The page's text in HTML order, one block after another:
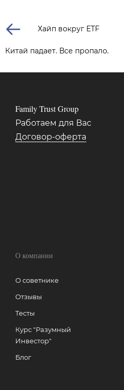
Хайп вокруг ETF
Китай падает. Все пропало.
Family Trust Group
Работаем для Вас
Договор-оферта
О компании
О советнике
Отзывы
Тесты
Курс "Разумный
Инвестор"
Блог